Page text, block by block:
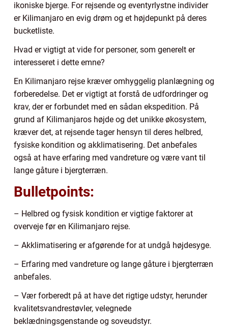
ikoniske bjerge. For rejsende og eventyrlystne individer
er Kilimanjaro en evig drøm og et højdepunkt på deres
bucketliste.
Hvad er vigtigt at vide for personer, som generelt er
interesseret i dette emne?
En Kilimanjaro rejse kræver omhyggelig planlægning og
forberedelse. Det er vigtigt at forstå de udfordringer og
krav, der er forbundet med en sådan ekspedition. På
grund af Kilimanjaros højde og det unikke økosystem,
kræver det, at rejsende tager hensyn til deres helbred,
fysiske kondition og akklimatisering. Det anbefales
også at have erfaring med vandreture og være vant til
lange gåture i bjergterræn.
Bulletpoints:
– Helbred og fysisk kondition er vigtige faktorer at
overveje før en Kilimanjaro rejse.
– Akklimatisering er afgørende for at undgå højdesyge.
– Erfaring med vandreture og lange gåture i bjergterræn
anbefales.
– Vær forberedt på at have det rigtige udstyr, herunder
kvalitetsvandrestøvler, velegnede
beklædningsgenstande og soveudstyr.